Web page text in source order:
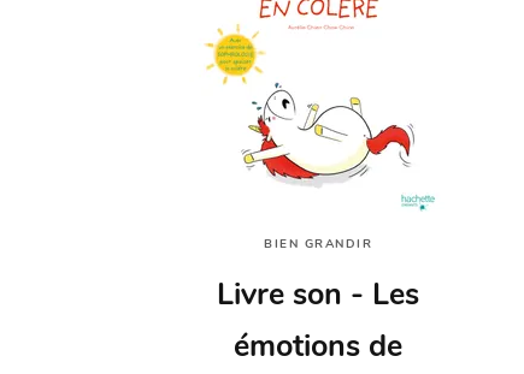
BIEN GRANDIR
Livre son - Les
émotions de